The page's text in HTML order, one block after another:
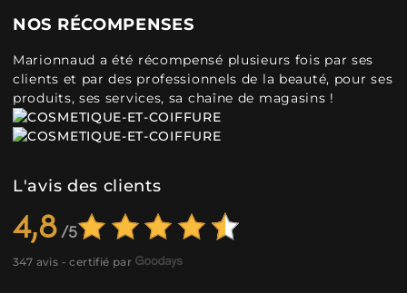
NOS RÉCOMPENSES
Marionnaud a été récompensé plusieurs fois par ses
clients et par des professionnels de la beauté, pour ses
produits, ses services, sa chaîne de magasins !
L'avis des clients
4,8
347 avis - certifié par